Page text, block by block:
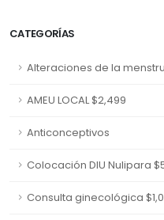
CATEGORÍAS
Alteraciones de la
AMEU LOCAL $2,499
Anticonceptivos
Colocación DIU Nulipara
Consulta ginecológica